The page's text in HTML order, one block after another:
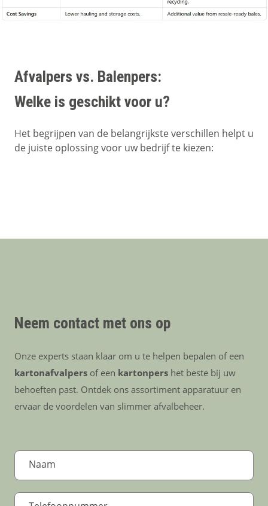
Afvalpers vs. Balenpers:
Welke is geschikt voor u?
Het begrijpen van de belangrijkste verschillen helpt u
de juiste oplossing voor uw bedrijf te kiezen:
Neem contact met ons op
Onze experts staan klaar om u te helpen bepalen of een
kartonafvalpers of een kartonpers het beste bij uw
behoeften past. Ontdek ons assortiment apparatuur en
ervaar de voordelen van slimmer afvalbeheer.